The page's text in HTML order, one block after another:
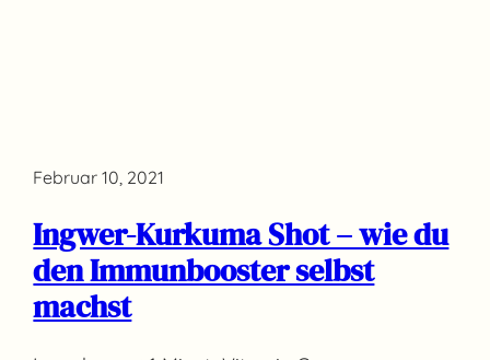
Februar 10, 2021
Ingwer-Kurkuma Shot – wie du
den Immunbooster selbst
machst